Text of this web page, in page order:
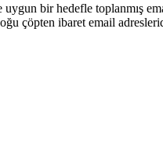
bir hedefle toplanmış
çöpten ibaret email